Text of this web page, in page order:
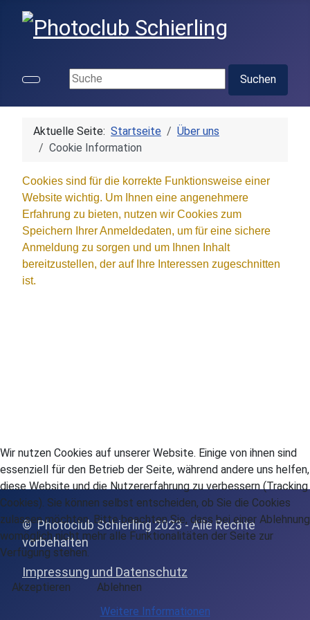
Suchen ...
Suchen
Aktuelle Seite: Startseite
Über uns
Cookie Information
Cookies sind für die korrekte Funktionsweise einer
Website wichtig. Um Ihnen eine angenehmere
Erfahrung zu bieten, nutzen wir Cookies zum
Speichern Ihrer Anmeldedaten, um für eine sichere
Anmeldung zu sorgen und um Ihnen Inhalt
bereitzustellen, der auf Ihre Interessen zugeschnitten
ist.
© Photoclub Schierling 2023 - Alle Rechte
vorbehalten
Impressung und Datenschutz
Wir nutzen Cookies auf unserer Website. Einige von ihnen sind
essenziell für den Betrieb der Seite, während andere uns helfen,
diese Website und die Nutzererfahrung zu verbessern (Tracking
Cookies). Sie können selbst entscheiden, ob Sie die Cookies
zulassen möchten. Bitte beachten Sie, dass bei einer Ablehnung
womöglich nicht mehr alle Funktionalitäten der Seite zur
Verfügung stehen.
Akzeptieren
Ablehnen
Weitere Informationen